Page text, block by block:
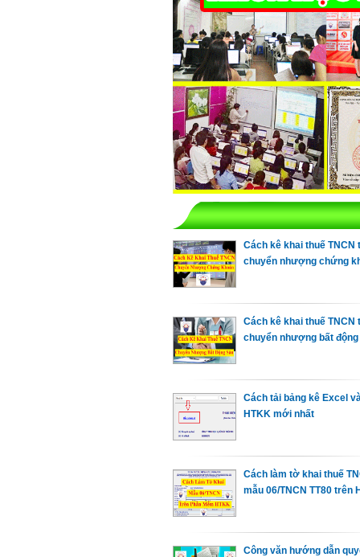
Cách kê khai thuế TNCN
chuyển nhượng chứng
Cách kê khai thuế TNCN
chuyển nhượng bất động
Cách tải bảng kê Excel
HTKK mới nhất
Cách làm tờ khai thuế
mẫu 06/TNCN TT80 trên
Công văn hướng dẫn